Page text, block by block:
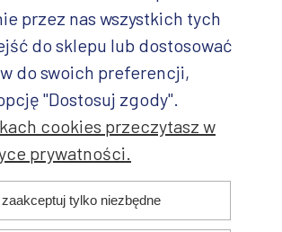
PRODUKTY CD.
POZOSTAŁE
przez nas wszystkich tych
do sklepu lub dostosować
do swoich preferencji,
"Dostosuj zgody".
cookies przeczytasz w
prywatności.
zaakceptuj tylko niezbędne